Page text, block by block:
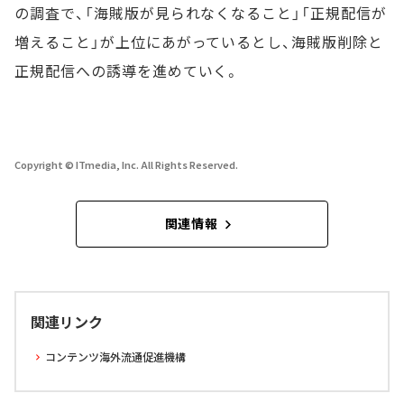
の調査で、「海賊版が見られなくなること」「正規配信が
増えること」が上位にあがっているとし、海賊版削除と
正規配信への誘導を進めていく。
Copyright © ITmedia, Inc. All Rights Reserved.
関連情報
関連リンク
コンテンツ海外流通促進機構